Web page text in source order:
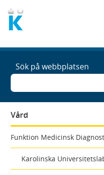
Sök på webbplatsen
Vård
Funktion Medicinsk
Karolinska